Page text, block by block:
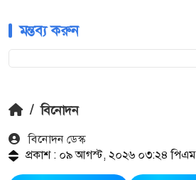
মন্তব্য করুন
/ বিনোদন
বিনোদন ডেস্ক
প্রকাশ : ০৯ আগস্ট, ২০২৬ ০৩:২৪ পিএম